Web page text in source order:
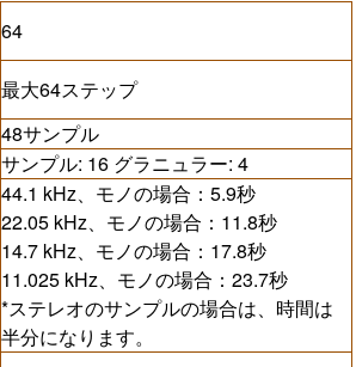
64
最大64ステップ
48サンプル
サンプル: 16 グラニュラー: 4
44.1 kHz、モノの場合：5.9秒
22.05 kHz、モノの場合：11.8秒
14.7 kHz、モノの場合：17.8秒
11.025 kHz、モノの場合：23.7秒
*ステレオのサンプルの場合は、時間は
半分になります。